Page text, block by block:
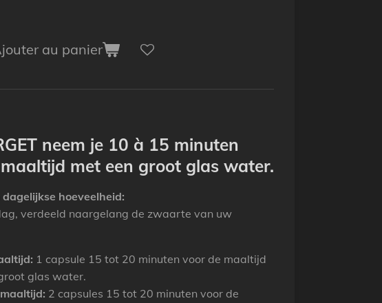
au panier
neem je 10 à 15 minuten
met een groot glas water.
hoeveelheid:
verdeeld naargelang de zwaarte van uw
1 capsule 15 tot 20 minuten voor de maaltijd
glas water.
2 capsules 15 tot 20 minuten voor de